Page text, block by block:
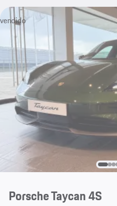
vendido
Porsche Taycan 4S